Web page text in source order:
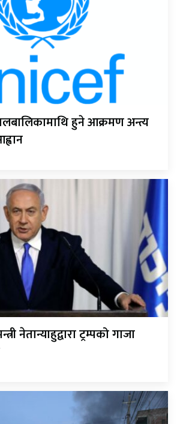
हुने आक्रमण अन्त्य
नेतान्याहुद्वारा ट्रम्पको गाजा